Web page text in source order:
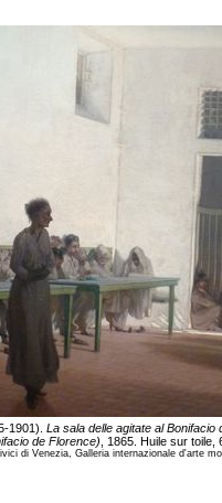
1901). La sala delle agitate al Bonifacio
de Florence) , 1865. Huile sur toile,
di Venezia, Galleria internazionale d'arte